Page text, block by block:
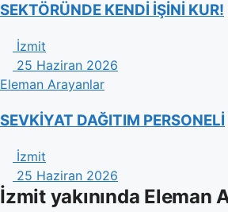
SEKTÖRÜNDE KENDİ İŞİNİ KUR!
İzmit
25 Haziran 2026
Eleman Arayanlar
SEVKİYAT DAĞITIM PERSONELİ
İzmit
25 Haziran 2026
İzmit yakınında Eleman